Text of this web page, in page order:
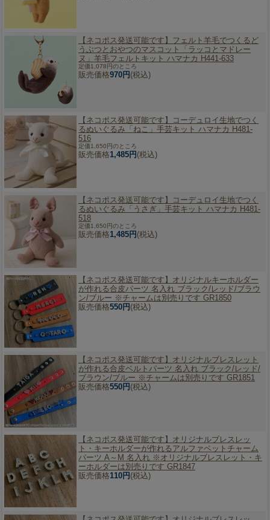
【ネコポス発送可能です】 フェルト羊毛でつくるど
うぶつとおやつのマスコット「ラッコとマドレー
ヌ」羊毛フェルトキット ハマナカ H441-633
定価1,078円のところ
販売価格970円 (税込)
【ネコポス発送可能です】
コーデュロイ生地でつく
るぬいぐるみ「ねこ」手芸キット ハマナカ H481-
516
定価1,650円のところ
販売価格1,485円 (税込)
【ネコポス発送可能です】
コーデュロイ生地でつく
るぬいぐるみ「うさぎ」手芸キット ハマナカ H481-
518
定価1,650円のところ
販売価格1,485円 (税込)
【ネコポス発送可能です】 オリジナルキーホルダー
が作れる合皮パーツ 名入れ ブラック/レッド/ブラウ
ン/ブルー ※チャームは別売りです GR1850
販売価格550円 (税込)
【ネコポス発送可能です】 オリジナルブレスレット
が作れる合皮ベルトパーツ 名入れ ブラック/レッド/
ブラウン/ブルー ※チャームは別売りです GR1851
販売価格550円 (税込)
【ネコポス発送可能です】 オリジナルブレスレッ
ト・キーホルダーが作れるアルファベットチャーム
パーツ A～M 名入れ ※オリジナルブレスレット・キ
ーホルダーは別売りです GR1847
販売価格110円 (税込)